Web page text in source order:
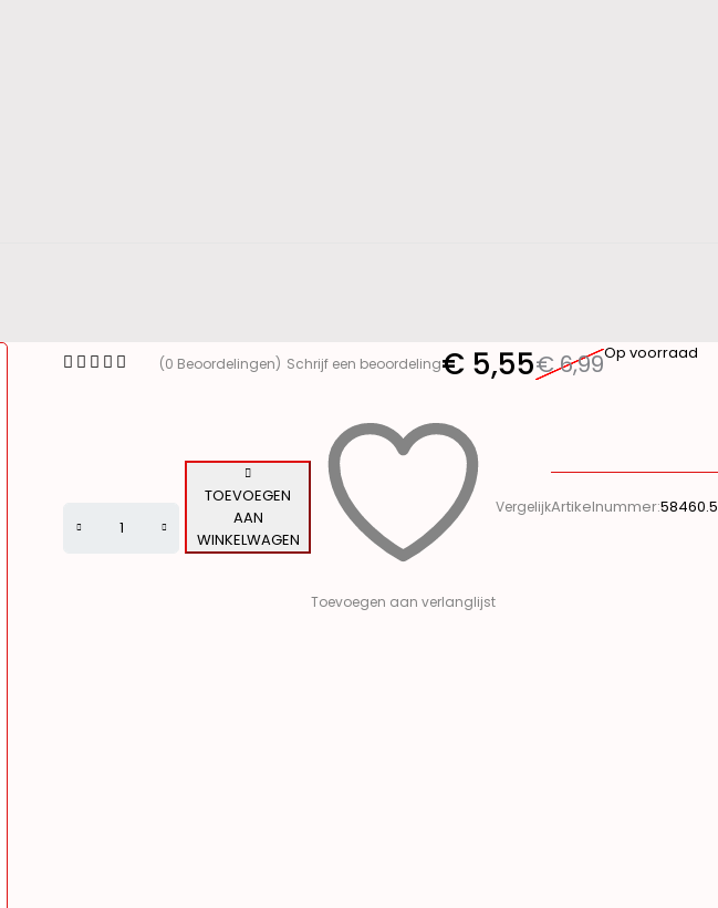
(0 Beoordelingen) Schrijf een beoordeling €6,99
€ 5,55 Op voorraad
TOEVOEGEN
AAN
WINKELWAGEN
Toevoegen aan verlanglijst
VergelijkArtikelnummer:58460.5